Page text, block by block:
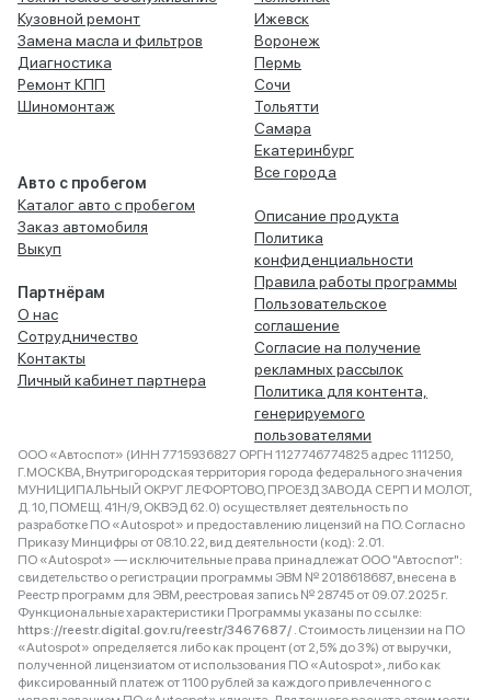
Кузовной ремонт
Замена масла и фильтров
Диагностика
Ремонт КПП
Шиномонтаж
Авто с пробегом
Каталог авто с пробегом
Заказ автомобиля
Выкуп
Партнёрам
О нас
Сотрудничество
Контакты
Личный кабинет партнера
Ижевск
Воронеж
Пермь
Сочи
Тольятти
Самара
Екатеринбург
Все города
Описание продукта
Политика
конфиденциальности
Правила работы программы
Пользовательское
соглашение
Согласие на получение
рекламных рассылок
Политика для контента,
генерируемого
пользователями
ООО «Автоспот» (ИНН 7715936827 ОРГН 1127746774825 адрес 111250,
Г.МОСКВА, Внутригородская территория города федерального значения
МУНИЦИПАЛЬНЫЙ ОКРУГ ЛЕФОРТОВО, ПРОЕЗД ЗАВОДА СЕРП И МОЛОТ,
Д. 10, ПОМЕЩ. 41Н/9, ОКВЭД 62.0) осуществляет деятельность по
разработке ПО «Autospot» и предоставлению лицензий на ПО. Согласно
Приказу Минцифры от 08.10.22, вид деятельности (код): 2.01.
ПО «Autospot» — исключительные права принадлежат ООО "Автоспот":
свидетельство о регистрации программы ЭВМ № 2018618687, внесена в
Реестр программ для ЭВМ, реестровая запись № 28745 от 09.07.2025 г.
Функциональные характеристики Программы указаны по ссылке:
https://reestr.digital.gov.ru/reestr/3467687/ . Стоимость лицензии на ПО
«Autospot» определяется либо как процент (от 2,5% до 3%) от выручки,
полученной лицензиатом от использования ПО «Autospot», либо как
фиксированный платеж от 1100 рублей за каждого привлеченного с